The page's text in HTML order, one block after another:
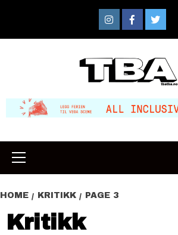
content
InstagramFacebook
Twitter
Primary
Menu
HOME KRITIKK PAGE 3
Kritikk